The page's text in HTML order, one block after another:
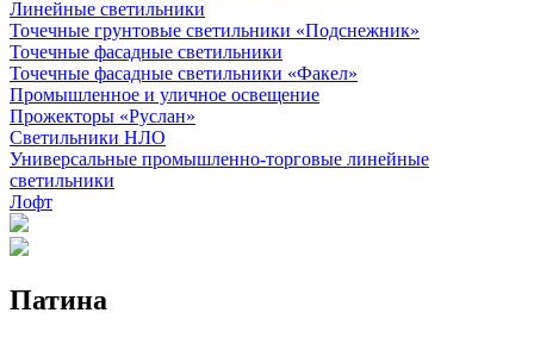
Линейные светильники
Точечные грунтовые светильники «Подснежник»
Точечные фасадные светильники
Точечные фасадные светильники «Факел»
Промышленное и уличное освещение
Прожекторы «Руслан»
Светильники НЛО
Универсальные промышленно-торговые линейные
светильники
Лофт
Патина